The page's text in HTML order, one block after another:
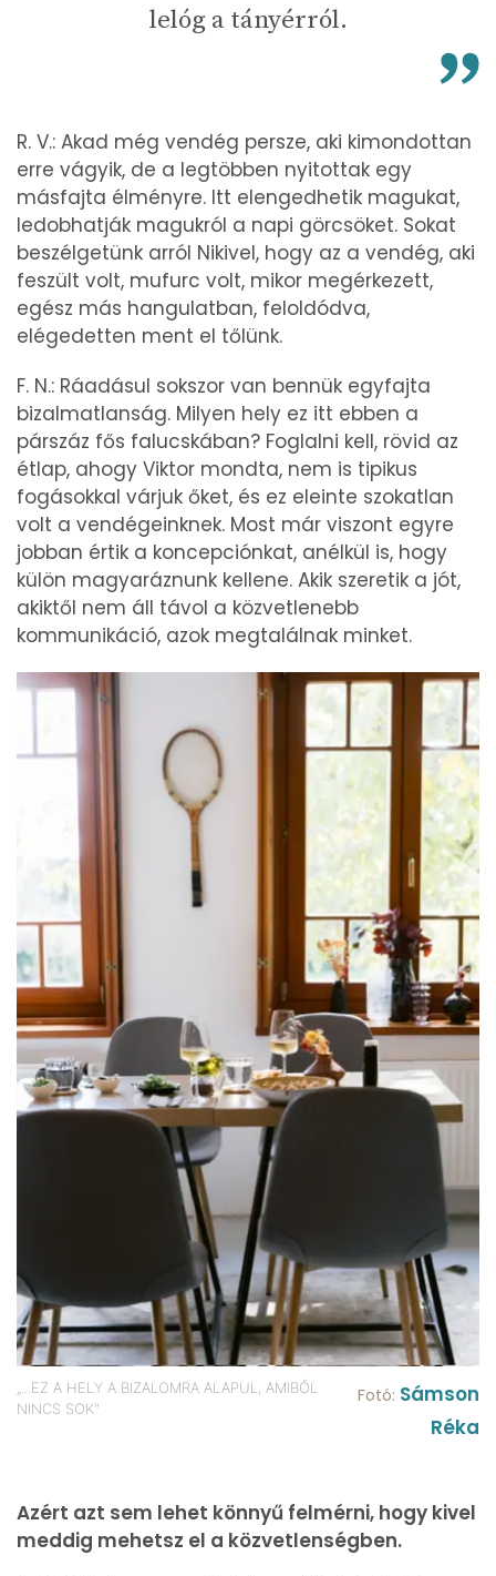
lelóg a tányérról.
R. V.: Akad még vendég persze, aki kimondottan
erre vágyik, de a legtöbben nyitottak egy
másfajta élményre. Itt elengedhetik magukat,
ledobhatják magukról a napi görcsöket. Sokat
beszélgetünk arról Nikivel, hogy az a vendég, aki
feszült volt, mufurc volt, mikor megérkezett,
egész más hangulatban, feloldódva,
elégedetten ment el tőlünk.
F. N.: Ráadásul sokszor van bennük egyfajta
bizalmatlanság. Milyen hely ez itt ebben a
párszáz fős falucskában? Foglalni kell, rövid az
étlap, ahogy Viktor mondta, nem is tipikus
fogásokkal várjuk őket, és ez eleinte szokatlan
volt a vendégeinknek. Most már viszont egyre
jobban értik a koncepciónkat, anélkül is, hogy
külön magyaráznunk kellene. Akik szeretik a jót,
akiktől nem áll távol a közvetlenebb
kommunikáció, azok megtalálnak minket.
„...EZ A HELY A BIZALOMRA ALAPUL, AMIBŐL
NINCS SOK"
Fotó: Sámson
Réka
Azért azt sem lehet könnyű felmérni, hogy kivel
meddig mehetsz el a közvetlenségben.